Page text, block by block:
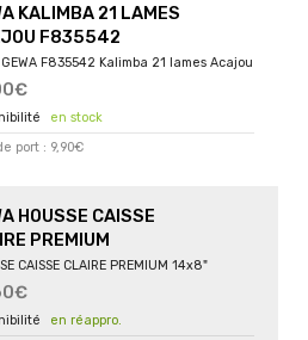
KALIMBA 21 LAMES
F835542
GEWA F835542 Kalimba 21 lames Acajou
en stock
port : 9,90€
HOUSSE CAISSE
PREMIUM
CAISSE CLAIRE PREMIUM 14x8"
en réappro.